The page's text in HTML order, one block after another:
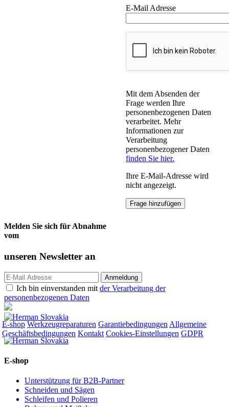
E-Mail Adresse
Mit dem Absenden der
Frage werden Ihre
personenbezogenen Daten
verarbeitet. Mehr
Informationen zur
Verarbeitung
personenbezogener Daten
finden Sie hier.
Ihre E-Mail-Adresse wird
nicht angezeigt.
Melden Sie sich für Abnahme
vom
unseren Newsletter an
Ich bin einverstanden mit der Verarbeitung der
personenbezogenen Daten
E-shop Werkzeugreparaturen Garantiebedingungen Allgemeine
Geschäftsbedingungen Kontakt Cookies-Einstellungen GDPR
E-shop
Unterstützung für B2B-Partner
Schneiden und Sägen
Schleifen und Polieren